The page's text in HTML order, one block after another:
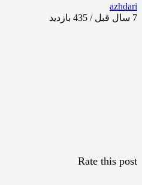
azhdari
7 سال قبل / 435
بازدید
Rate this post